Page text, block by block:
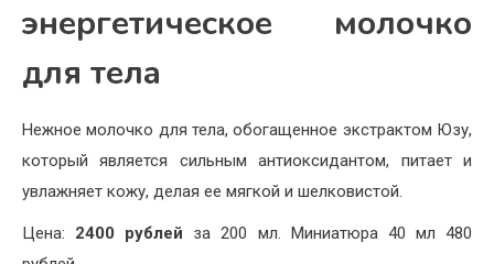
энергетическое молочко
для тела
Нежное молочко для тела, обогащенное экстрактом Юзу,
который является сильным антиоксидантом, питает и
увлажняет кожу, делая ее мягкой и шелковистой.
Цена: 2400 рублей за 200 мл. Миниатюра 40 мл 480